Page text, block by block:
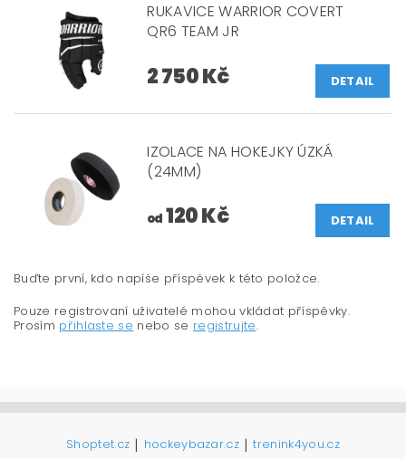
RUKAVICE WARRIOR COVERT
QR6 TEAM JR
2 750 Kč DETAIL
IZOLACE NA HOKEJKY ÚZKÁ
(24MM)
od 120 Kč DETAIL
Buďte první, kdo napíše příspěvek k této položce.
Pouze registrovaní uživatelé mohou vkládat příspěvky.
Prosím přihlaste se nebo se registrujte.
Shoptet.cz | hockeybazar.cz | trenink4you.cz